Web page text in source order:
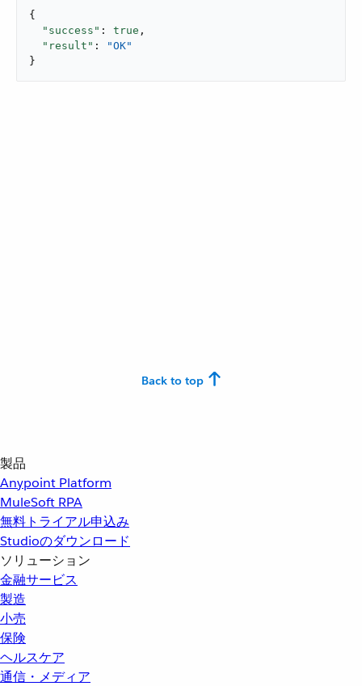
{
"success" : true ,
"result" :
"OK"
}
Back to top
製品
Anypoint Platform
MuleSoft RPA
無料トライアル申込み
Studioのダウンロード
ソリューション
金融サービス
製造
小売
保険
ヘルスケア
通信・メディア